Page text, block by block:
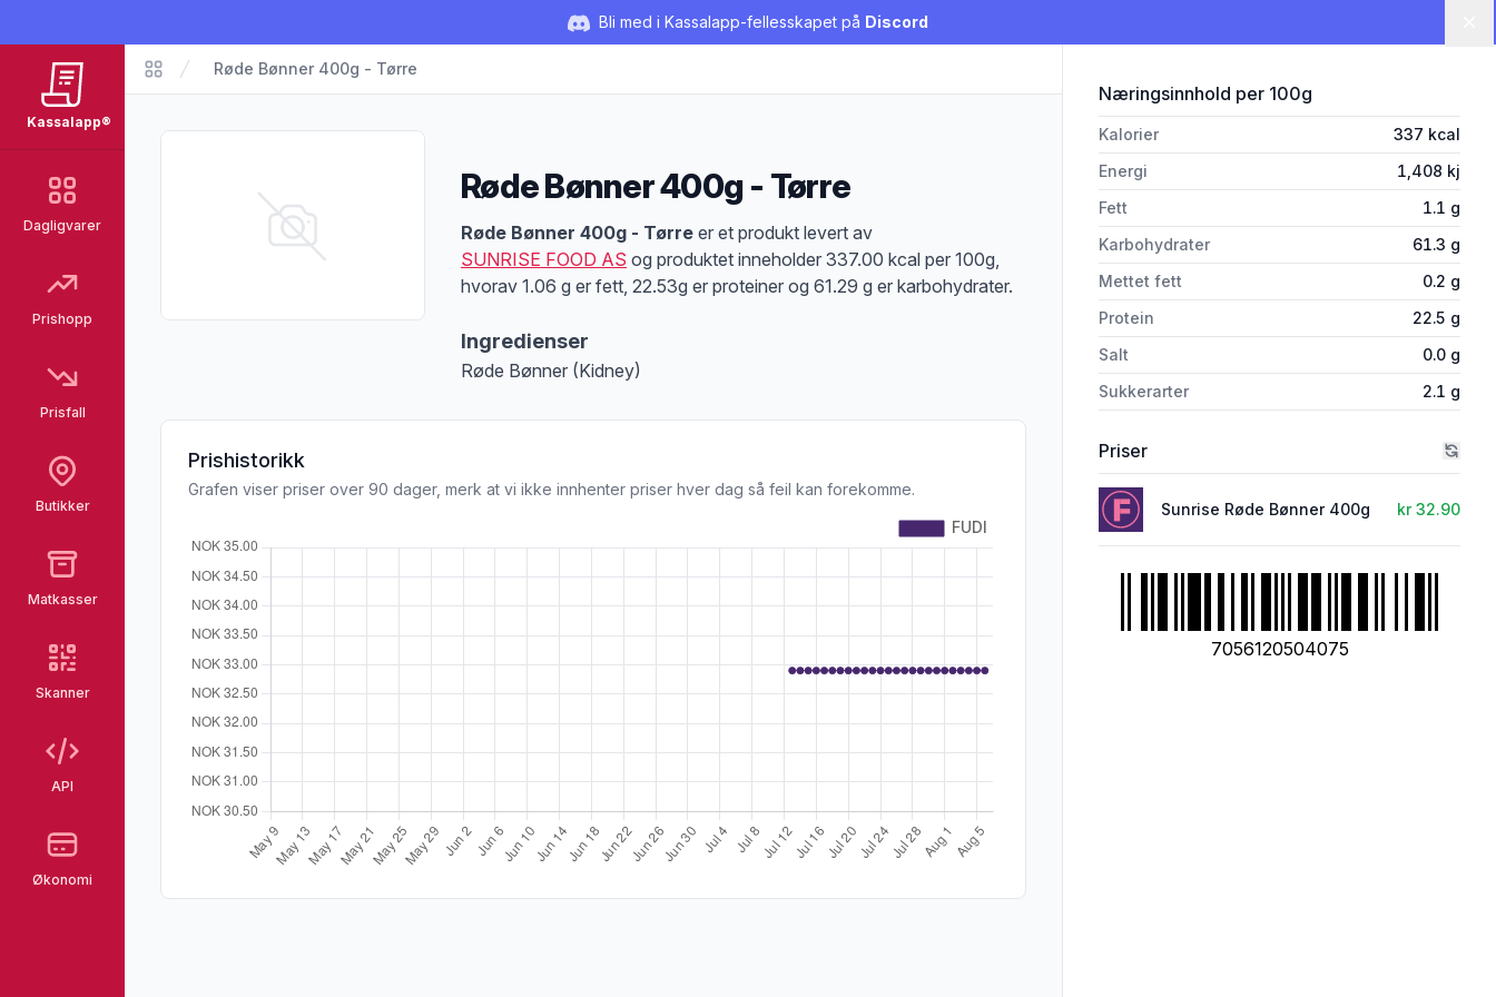
Bli med i Kassalapp-fellesskapet på Discord
Kassalapp®
Dagligvarer
Prishopp
Prisfall
Butikker
Matkasser
Skanner
API
Økonomi
Matvarer
Røde Bønner 400g - Tørre
Røde Bønner 400g - Tørre
Produktbeskrivelse
Røde Bønner 400g - Tørre er et produkt levert av
SUNRISE FOOD AS og produktet inneholder 337.00 kcal per 100g,
hvorav 1.06 g er fett, 22.53g er proteiner og 61.29 g er karbohydrater.
Ingredienser
Røde Bønner (Kidney)
Prishistorikk
Grafen viser priser over 90 dager, merk at vi ikke innhenter priser hver dag så feil kan forekomme.
Næringsinnhold for 'Røde Bønner 400g -
per 100g
Kalorier 337 kcal
Energi
1,408 kj
Fett
1.1 g
Karbohydrater
61.3 g
Mettet fett
0.2 g
Protein
22.5 g
Salt
0.0 g
Sukkerarter
2.1 g
Priser
Sunrise Røde Bønner 400g kr 32.90
7056120504075